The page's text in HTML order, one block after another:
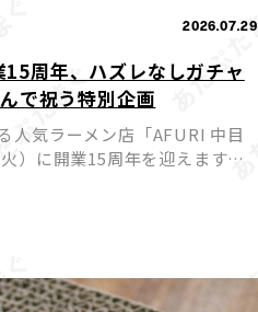
2026.07.29
15周年、ハズレなしガチャ
で祝う特別企画
人気ラーメン店「AFURI 中目
）に開業15周年を迎えます。